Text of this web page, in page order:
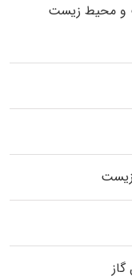
و محیط زیست